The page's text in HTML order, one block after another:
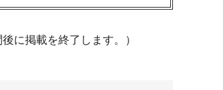
に掲載を終了します。）